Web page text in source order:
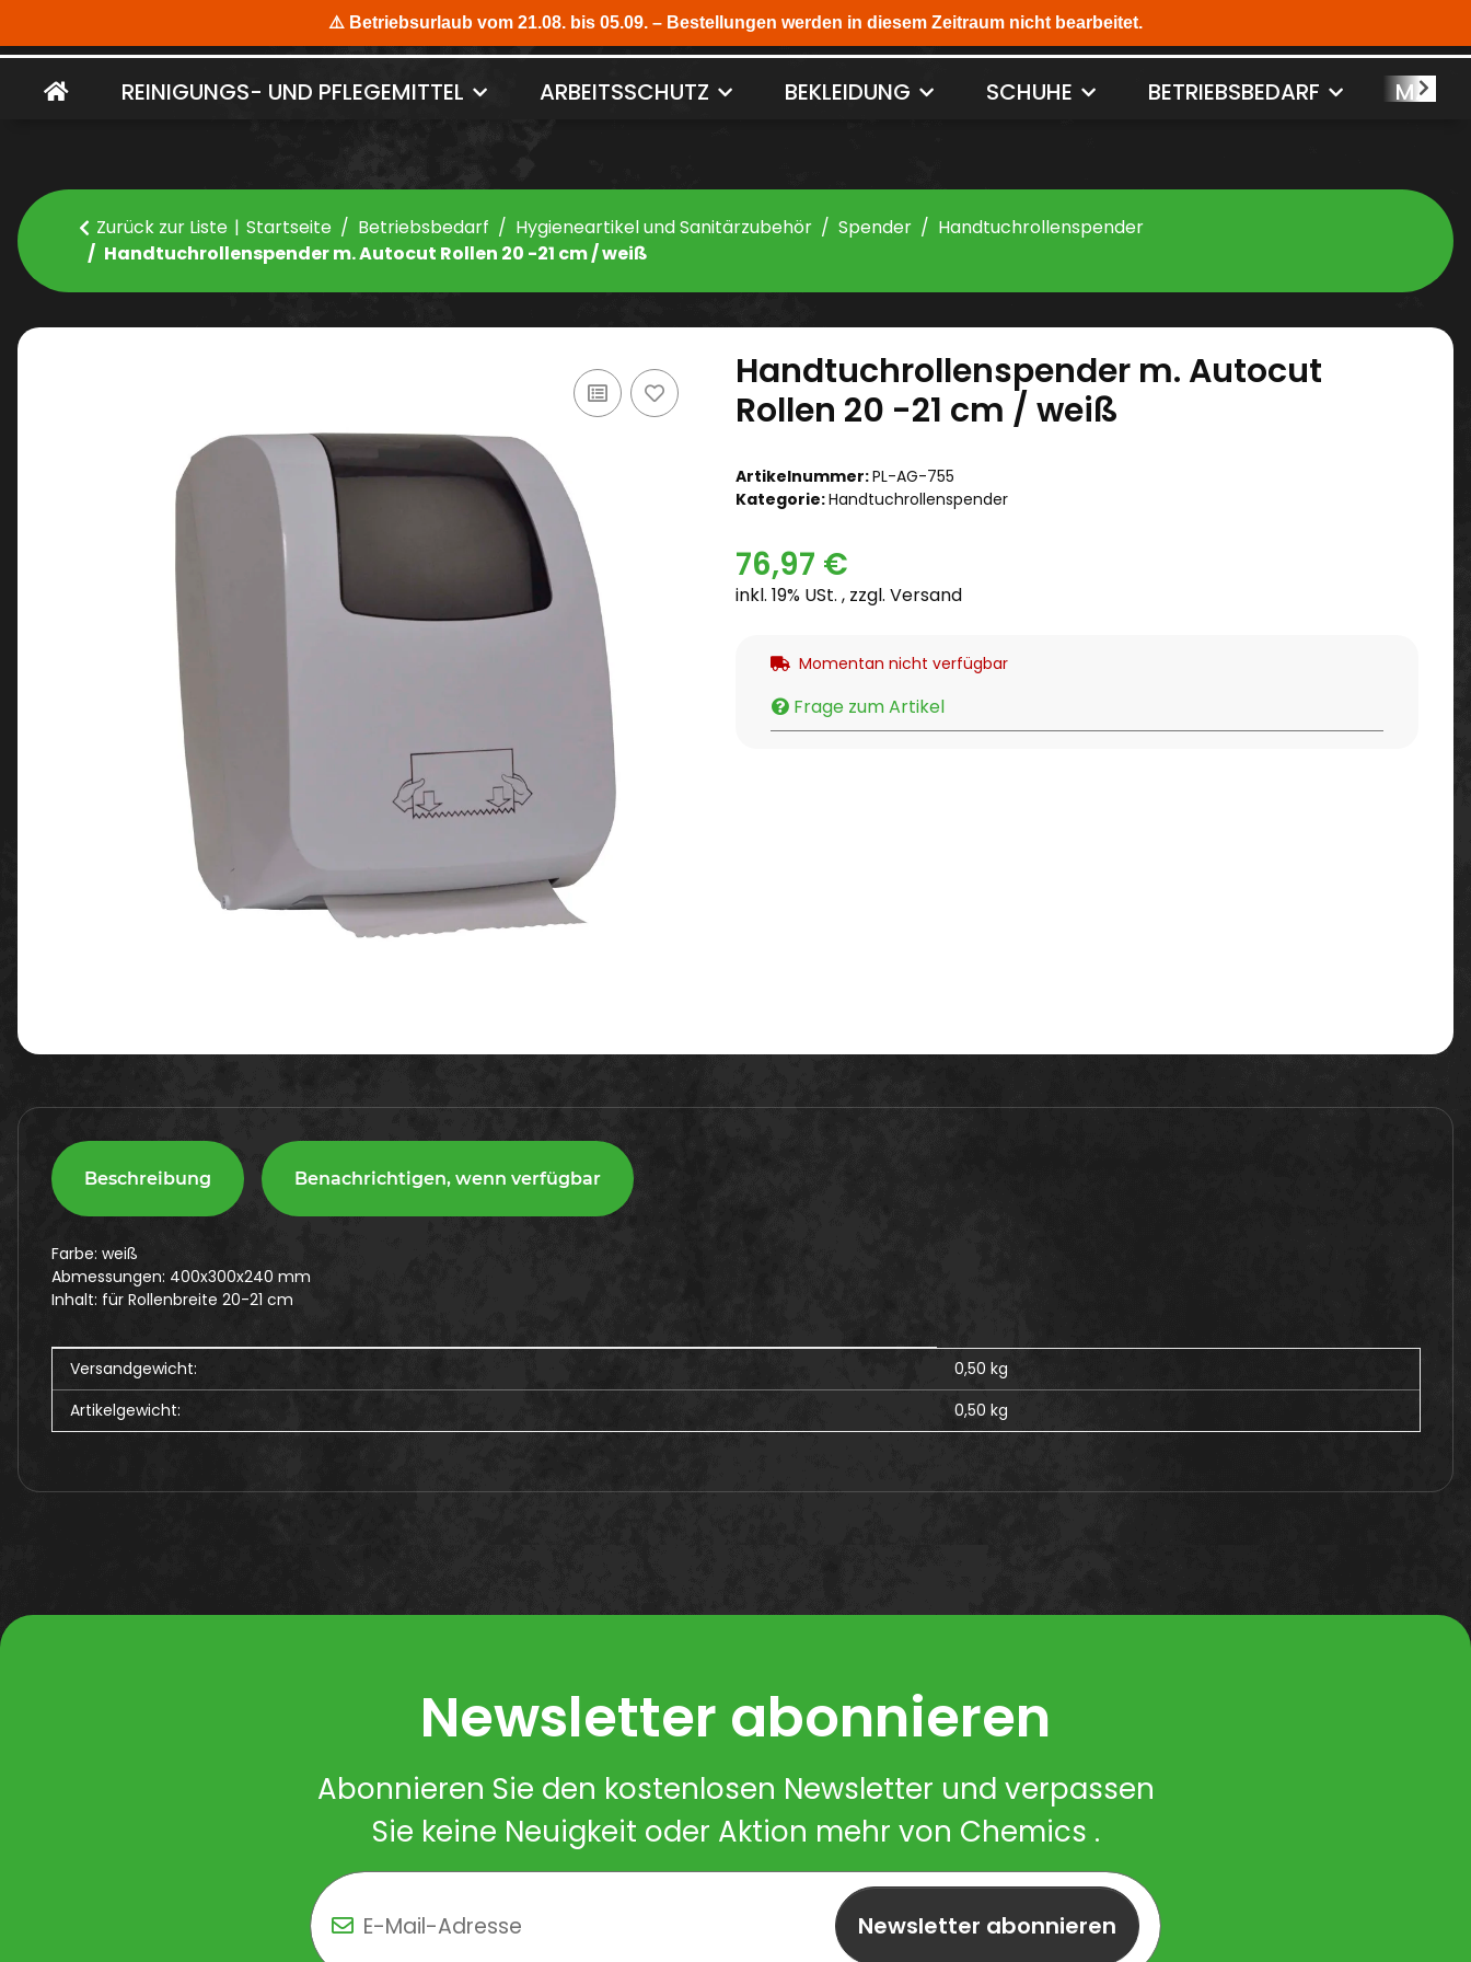
REINIGUNGS- UND PFLEGEMITTEL ARBEITSSCHUTZ BEKLEIDUNG SCHUHE BETRIEBSBEDARF
Zurück zur Liste Startseite Betriebsbedarf Hygieneartikel und Sanitärzubehör Spender
Handtuchrollenspender
Handtuchrollenspender m. Autocut Rollen 20 -21 cm / weiß
Handtuchrollenspender m. Autocut
Rollen 20 -21 cm / weiß
Artikelnummer:PL-AG-755
Kategorie:Handtuchrollenspender
76,97 €
inkl. 19% USt. , zzgl. Versand
Momentan nicht verfügbar
Frage zum Artikel
Beschreibung Benachrichtigen, wenn verfügbar
Farbe: weiß
Abmessungen: 400x300x240 mm
Inhalt: für Rollenbreite 20-21 cm
Produkteigenschaft
Wert
Versandgewicht:
0,50 kg
Artikelgewicht:
0,50 kg
Newsletter abonnieren
Abonnieren Sie den kostenlosen Newsletter und verpassen
Sie keine Neuigkeit oder Aktion mehr von Chemics .
Newsletter abonnieren